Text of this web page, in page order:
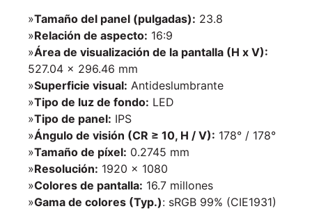
»Tamaño del panel (pulgadas): 23.8
»Relación de aspecto: 16:9
»Área de visualización de la pantalla (H x V):
527.04 × 296.46 mm
»Superficie visual: Antideslumbrante
»Tipo de luz de fondo: LED
»Tipo de panel: IPS
»Ángulo de visión (CR ≥ 10, H / V): 178° / 178°
»Tamaño de píxel: 0.2745 mm
»Resolución: 1920 × 1080
»Colores de pantalla: 16.7 millones
»Gama de colores (Typ.): sRGB 99% (CIE1931)